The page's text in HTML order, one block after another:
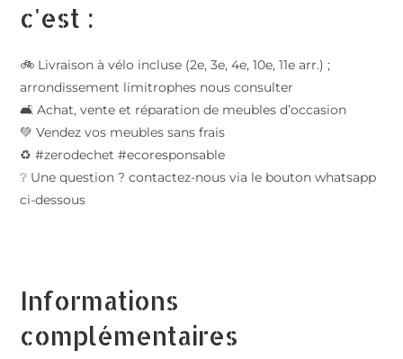
c'est :
🚲 Livraison à vélo incluse (2e, 3e, 4e, 10e, 11e arr.) ;
arrondissement limitrophes nous consulter
🛋️ Achat, vente et réparation de meubles d’occasion
💚 Vendez vos meubles sans frais
♻️ #zerodechet #ecoresponsable
❔ Une question ? contactez-nous via le bouton whatsapp
ci-dessous
Informations
complémentaires